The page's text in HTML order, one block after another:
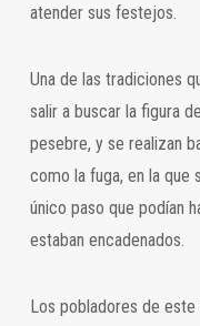
atender sus festejos.
Una de las tradiciones
salir a buscar la figura
pesebre, y se realizan
como la fuga, en la que
único paso que podían
estaban encadenados.
Los pobladores de